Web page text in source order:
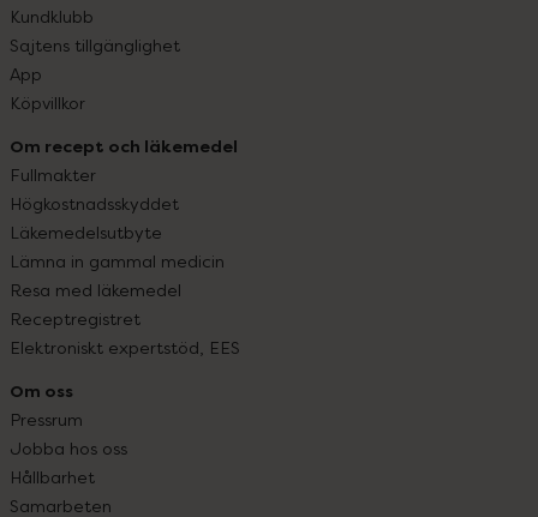
Kundklubb
Sajtens tillgänglighet
App
Köpvillkor
Om recept och läkemedel
Fullmakter
Högkostnadsskyddet
Läkemedelsutbyte
Lämna in gammal medicin
Resa med läkemedel
Receptregistret
Elektroniskt expertstöd, EES
Om oss
Pressrum
Jobba hos oss
Hållbarhet
Samarbeten